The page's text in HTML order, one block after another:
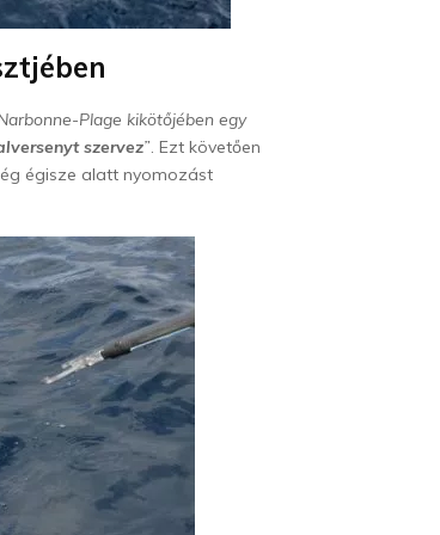
Plage kikötőjében egy
szervez”. Ezt követően
égisze alatt nyomozást